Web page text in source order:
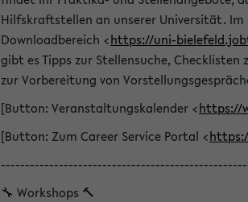
Hilfskraftstellen an unserer Universität. Im
Downloadbereich <https://uni-
gibt es Tipps zur Stellensuche, Checklisten
zur Vorbereitung von
[Button: Veranstaltungskalender <https://
[Button: Zum Career Service Portal <
🔧 Workshops 🔨